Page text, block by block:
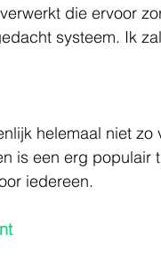
die ervoor
systeem. Ik
helemaal niet
is een erg
iedereen.